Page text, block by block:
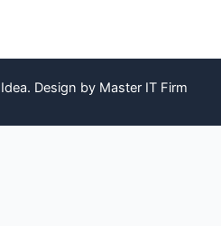
Design by Master IT Firm